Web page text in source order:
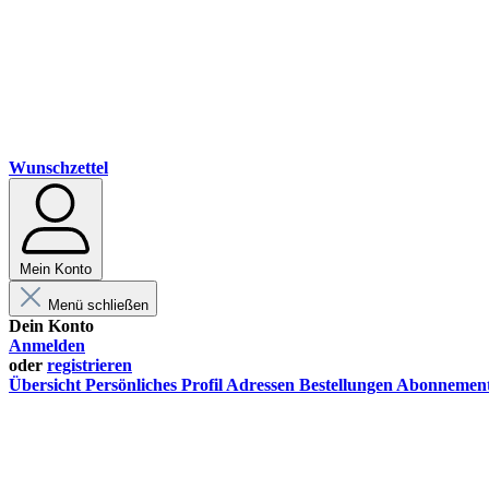
Wunschzettel
Mein Konto
Menü schließen
Dein Konto
Anmelden
oder registrieren
Übersicht Persönliches Profil Adressen Bestellungen